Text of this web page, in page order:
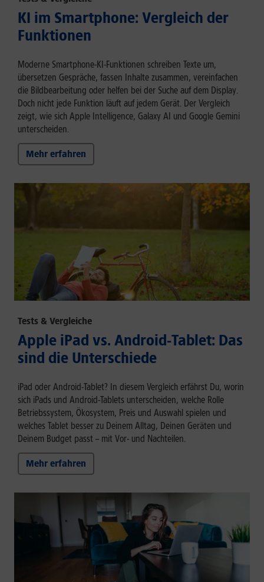
KI im Smartphone: Vergleich der
Funktionen
Moderne Smartphone-KI-Funktionen schreiben Texte um,
übersetzen Gespräche, fassen Inhalte zusammen, vereinfachen
die Bildbearbeitung oder helfen bei der Suche auf dem Display.
Doch nicht jede Funktion läuft auf jedem Gerät. Der Vergleich
zeigt, wie sich Apple Intelligence, Galaxy AI und Google Gemini
unterscheiden.
Mehr erfahren
Tests & Vergleiche
Apple iPad vs. Android-Tablet: Das
sind die Unterschiede
iPad oder Android-Tablet? In diesem Vergleich erfährst Du, worin
sich iPads und Android-Tablets unterscheiden, welche Rolle
Betriebssystem, Ökosystem, Preis und Auswahl spielen und
welches Tablet besser zu Deinem Alltag, Deinen Geräten und
Deinem Budget passt – mit Vor- und Nachteilen.
Mehr erfahren